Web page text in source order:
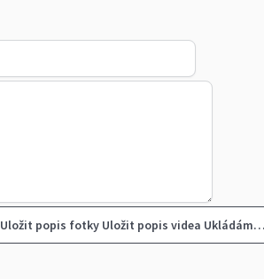
Uložit popis fotky Uložit popis videa